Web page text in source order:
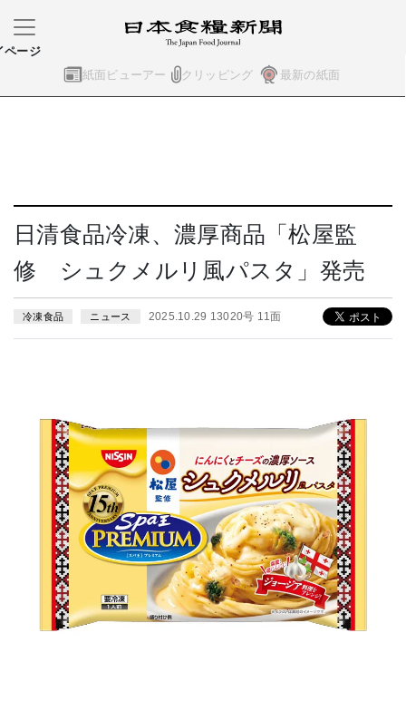
紙面ビューアー クリッピング 最新の紙面
ページ
日清食品冷凍、濃厚商品「松屋監
修 シュクメルリ風パスタ」発売
冷凍食品 ニュース 2025.10.29 13020号 11面